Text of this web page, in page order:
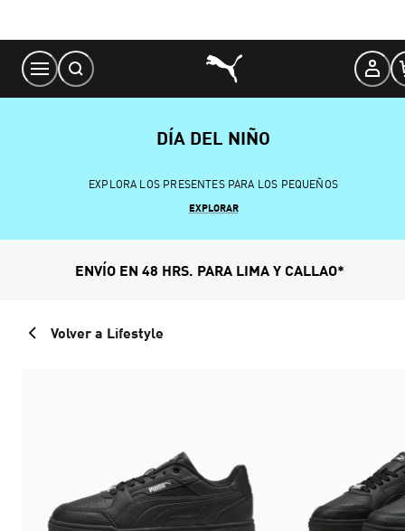
Content
DÍA DEL NIÑO
EXPLORA LOS PRESENTES PARA LOS PEQUEÑOS
EXPLORAR
ENVÍO EN 48 HRS. PARA LIMA Y CALLAO*
Volver a Lifestyle